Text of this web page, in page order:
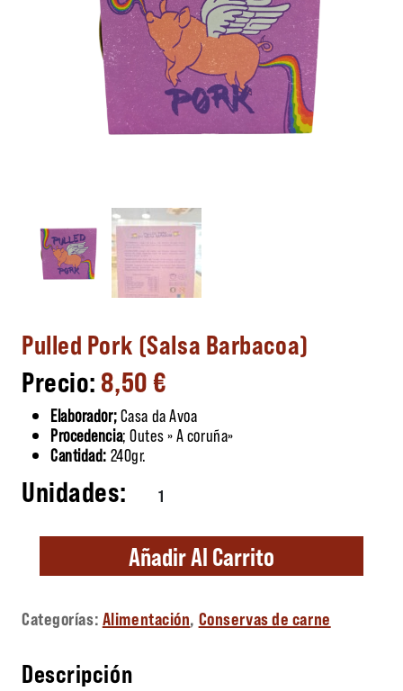
Pulled Pork (Salsa Barbacoa)
8,50€
Elaborador;Casa da Avoa
Procedencia; Outes » A coruña»
Cantidad: 240gr.
Pulled Pork (Salsa Barbacoa) cantidad
Añadir Al Carrito
Categorías: Alimentación, Conservas de carne
Descripción